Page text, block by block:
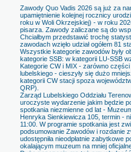
Zawody Quo Vadis 2026 są już za
upamiętnienie kolejnej rocznicy
roku w Woli Okrzejskiej) - w roku
pisarza. Zawody zaliczane są do
Chciałbym przedstawić trochę
zawodach wzięło udział ogółem 81
Wszystkie kategorie zawodów były
kategorie SSB: w kategorii LU-SSB
Kategorie CW i MIX - zarówno
lubelskiego - cieszyły się dużo
kategorii CW stacji spoza
QRP).
Zarząd Lubelskiego Oddziału
uroczyste wydarzenie jakim będzie
spotkania niezmienne od lat -
Henryka Sienkiewicza 105, termin -
11:00. W programie spotkania jest
podsumowanie Zawodów i rozdanie
udostępniła nieodpłatnie zabytkowe
okalającym muzeum na mniej